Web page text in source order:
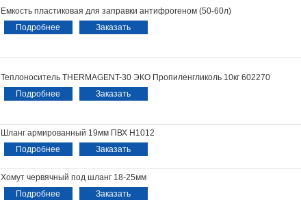
Емкость пластиковая для заправки антифрогеном (50-60л)
Подробнее
Заказать
Теплоноситель THERMAGENT-30 ЭКО Пропиленгликоль 10кг 602270
Подробнее
Заказать
Шланг армированный 19мм ПВХ Н1012
Подробнее
Заказать
Хомут червячный под шланг 18-25мм
Подробнее
Заказать